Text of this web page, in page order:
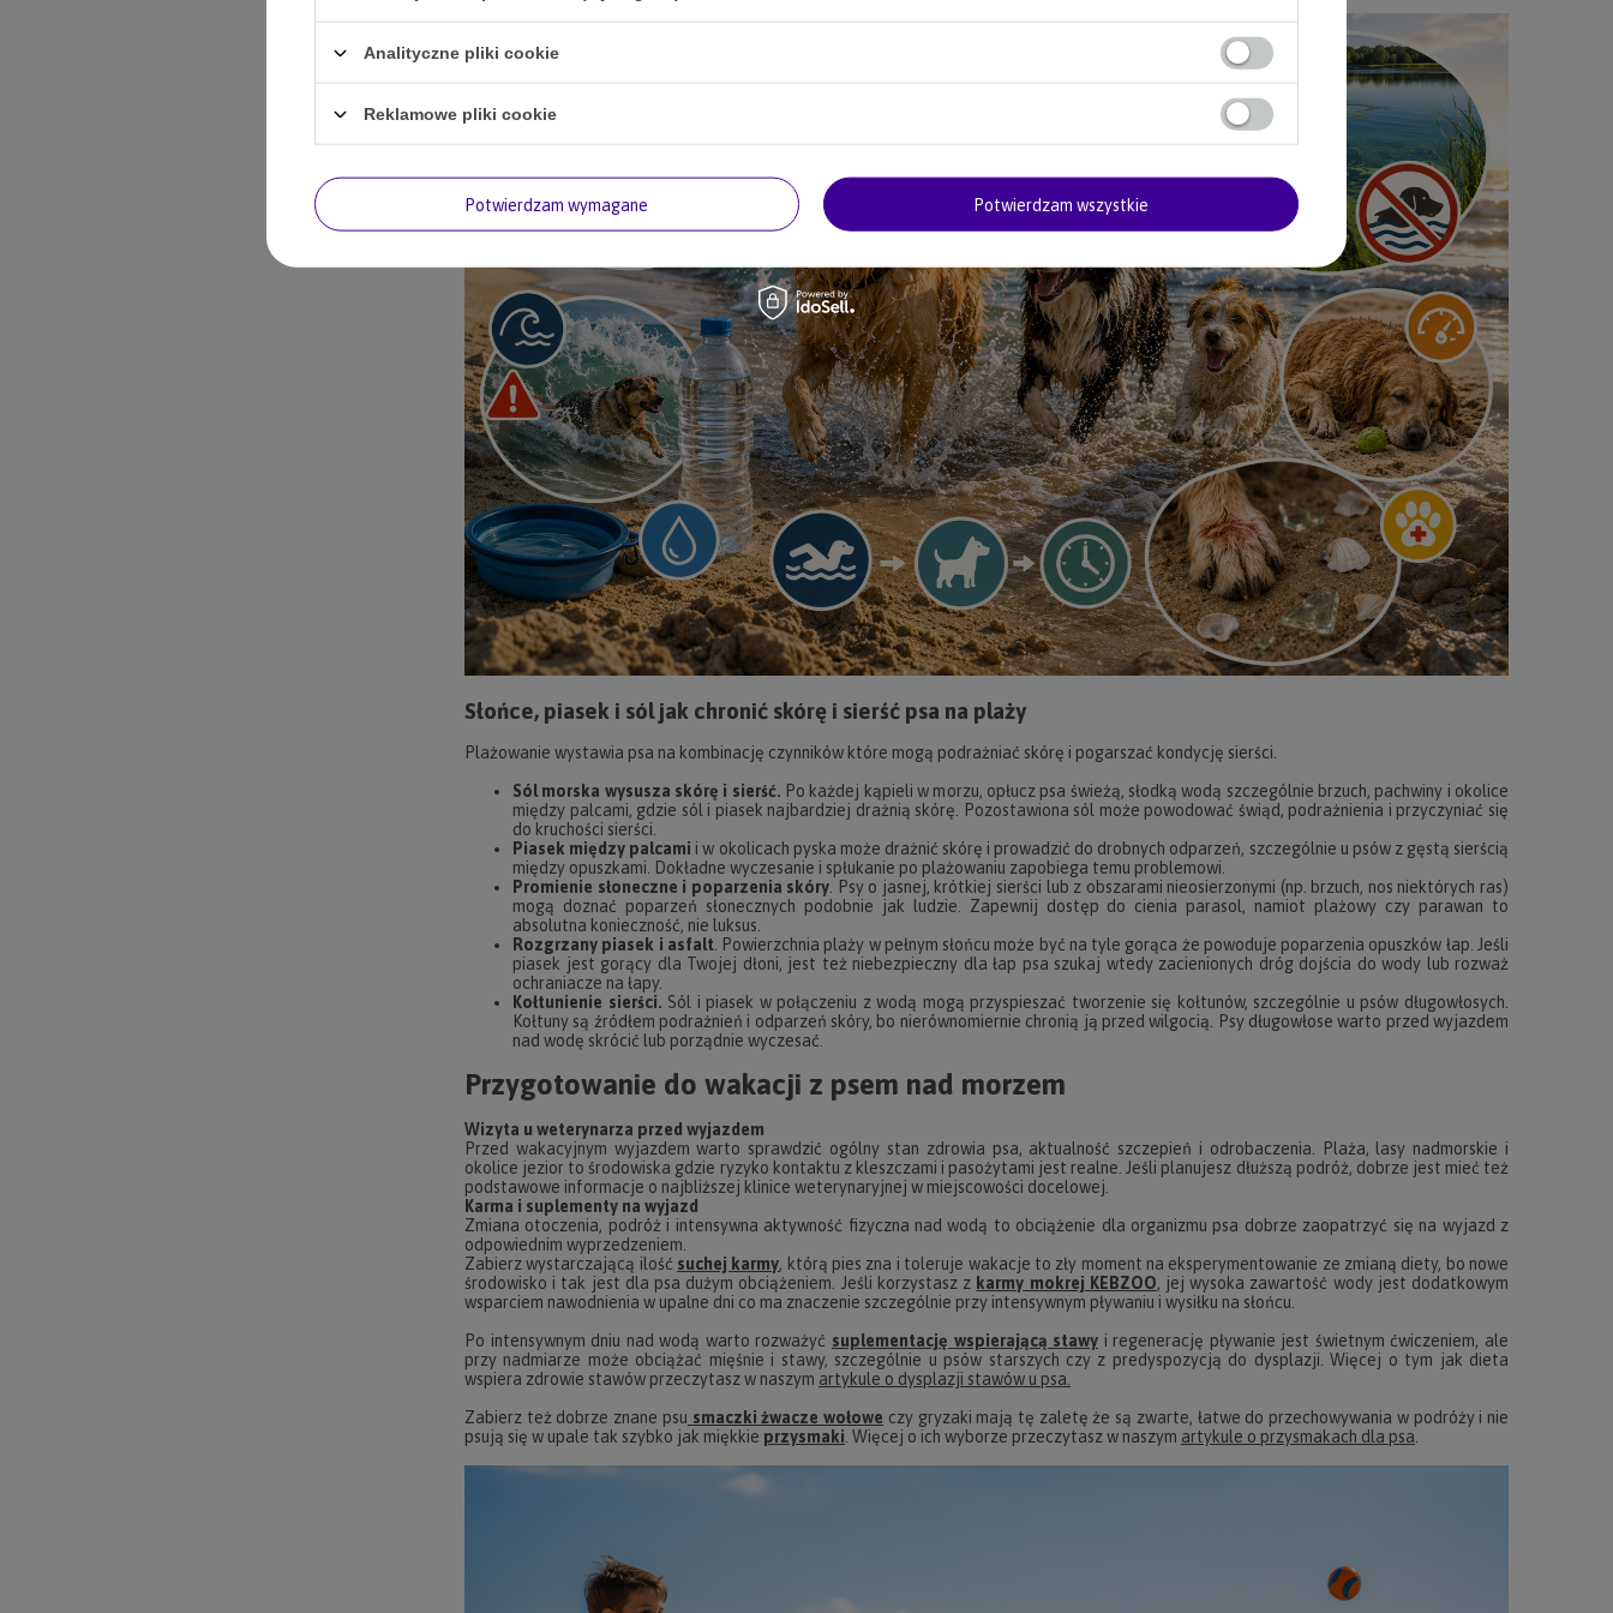
Słońce, piasek i sól jak chronić skórę i sierść psa na plaży
Plażowanie wystawia psa na kombinację czynników które mogą podrażniać skórę i pogarszać kondycję sierści.
Sól morska wysusza skórę i sierść. Po każdej kąpieli w morzu, opłucz psa świeżą, słodką wodą szczególnie brzuch, pachwiny i okolice
między palcami, gdzie sól i piasek najbardziej drażnią skórę. Pozostawiona sól może powodować świąd, podrażnienia i przyczyniać się
do kruchości sierści.
Piasek między palcami i w okolicach pyska może drażnić skórę i prowadzić do drobnych odparzeń, szczególnie u psów z gęstą sierścią
między opuszkami. Dokładne wyczesanie i spłukanie po plażowaniu zapobiega temu problemowi.
Promienie słoneczne i poparzenia skóry . Psy o jasnej, krótkiej sierści lub z obszarami nieosierzonymi (np. brzuch, nos niektórych ras)
mogą doznać poparzeń słonecznych podobnie jak ludzie. Zapewnij dostęp do cienia parasol, namiot plażowy czy parawan to
absolutna konieczność, nie luksus.
Rozgrzany piasek i asfalt . Powierzchnia plaży w pełnym słońcu może być na tyle gorąca że powoduje poparzenia opuszków łap. Jeśli
piasek jest gorący dla Twojej dłoni, jest też niebezpieczny dla łap psa szukaj wtedy zacienionych dróg dojścia do wody lub rozważ
ochraniacze na łapy.
Kołtunienie sierści. Sól i piasek w połączeniu z wodą mogą przyspieszać tworzenie się kołtunów, szczególnie u psów długowłosych.
Kołtuny są źródłem podrażnień i odparzeń skóry, bo nierównomiernie chronią ją przed wilgocią. Psy długowłose warto przed wyjazdem
nad wodę skrócić lub porządnie wyczesać.
Przygotowanie do wakacji z psem nad morzem
Wizyta u weterynarza przed wyjazdem
Przed wakacyjnym wyjazdem warto sprawdzić ogólny stan zdrowia psa, aktualność szczepień i odrobaczenia. Plaża, lasy nadmorskie i
okolice jezior to środowiska gdzie ryzyko kontaktu z kleszczami i pasożytami jest realne. Jeśli planujesz dłuższą podróż, dobrze jest mieć też
podstawowe informacje o najbliższej klinice weterynaryjnej w miejscowości docelowej.
Karma i suplementy na wyjazd
Zmiana otoczenia, podróż i intensywna aktywność fizyczna nad wodą to obciążenie dla organizmu psa dobrze zaopatrzyć się na wyjazd z
odpowiednim wyprzedzeniem.
Zabierz wystarczającą ilość suchej karmy, którą pies zna i toleruje wakacje to zły moment na eksperymentowanie ze zmianą diety, bo nowe
środowisko i tak jest dla psa dużym obciążeniem. Jeśli korzystasz z karmy mokrej KEBZOO, jej wysoka zawartość wody jest dodatkowym
wsparciem nawodnienia w upalne dni co ma znaczenie szczególnie przy intensywnym pływaniu i wysiłku na słońcu.
Po intensywnym dniu nad wodą warto rozważyć suplementację wspierającą stawy i regenerację pływanie jest świetnym ćwiczeniem, ale
przy nadmiarze może obciążać mięśnie i stawy, szczególnie u psów starszych czy z predyspozycją do dysplazji. Więcej o tym jak dieta
wspiera zdrowie stawów przeczytasz w naszym artykule o dysplazji stawów u psa.
Zabierz też dobrze znane psu smaczki żwacze wołowe czy gryzaki mają tę zaletę że są zwarte, łatwe do przechowywania w podróży i nie
psują się w upale tak szybko jak miękkie przysmaki . Więcej o ich wyborze przeczytasz w naszym artykule o przysmakach dla psa
Analityczne pliki cookie
Reklamowe pliki cookie
Potwierdzam wymagane Potwierdzam wszystkie